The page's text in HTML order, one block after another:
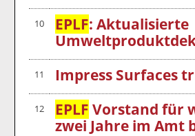
10 EPLF: Aktualisierte
11 Impress Surfaces
12 EPLF Vorstand für
zwei Jahre im Amt